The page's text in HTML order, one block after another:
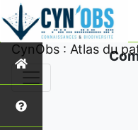
CynObs : Atlas du